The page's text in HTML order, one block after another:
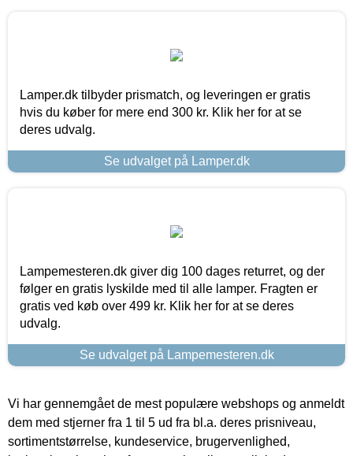
Lamper.dk tilbyder prismatch, og leveringen er gratis
hvis du køber for mere end 300 kr. Klik her for at se
deres udvalg.
Se udvalget på Lamper.dk
Lampemesteren.dk giver dig 100 dages returret, og der
følger en gratis lyskilde med til alle lamper. Fragten er
gratis ved køb over 499 kr. Klik her for at se deres
udvalg.
Se udvalget på Lampemesteren.dk
Vi har gennemgået de mest populære webshops og anmeldt
dem med stjerner fra 1 til 5 ud fra bl.a. deres prisniveau,
sortimentstørrelse, kundeservice, brugervenlighed,